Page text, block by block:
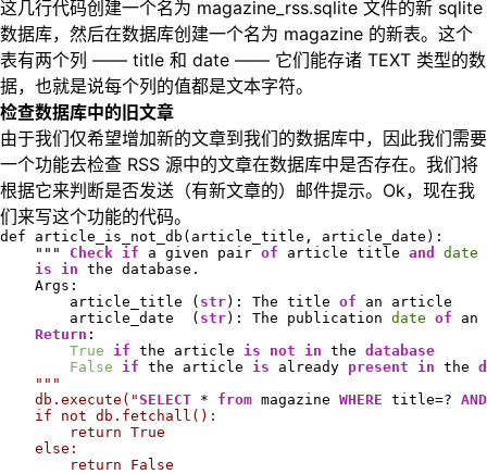
这几行代码创建一个名为 magazine_rss.sqlite 文件的新 sqlite
数据库，然后在数据库创建一个名为 magazine 的新表。这个
表有两个列 —— title 和 date —— 它们能存诸 TEXT 类型的数
据，也就是说每个列的值都是文本字符。
检查数据库中的旧文章
由于我们仅希望增加新的文章到我们的数据库中，因此我们需要
一个功能去检查 RSS 源中的文章在数据库中是否存在。我们将
根据它来判断是否发送（有新文章的）邮件提示。Ok，现在我
们来写这个功能的代码。
def article_is_not_db(article_title, article_date):
    """
Check if a given pair of article title and
date
is
in the database.
    Args:
        article_title (
str): The title of an article
        article_date  (
str): The publication date of
Return :
True
if the article is not in the database
False
if the article is already present in the
"""
    db.execute("
SELECT * from magazine WHERE title=? AND
    if not db.fetchall():
        return True
    else:
        return False